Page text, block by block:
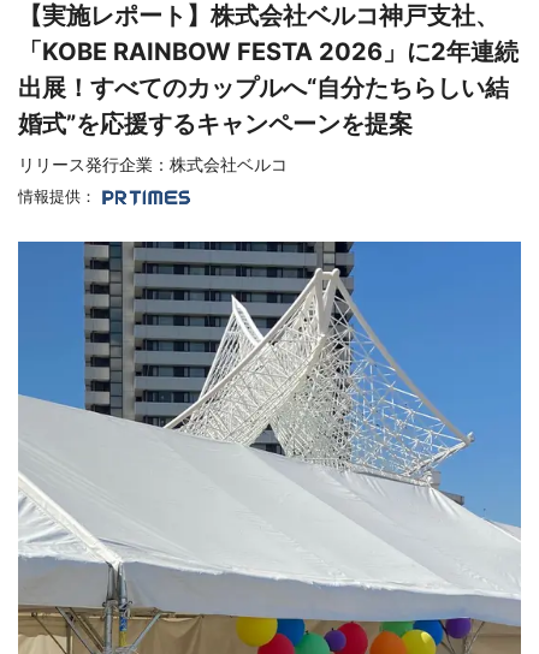
【実施レポート】株式会社ベルコ神戸支社、
「KOBE RAINBOW FESTA 2026」に2年連続
出展！すべてのカップルへ“自分たちらしい結
婚式”を応援するキャンペーンを提案
リリース発行企業：株式会社ベルコ
情報提供：